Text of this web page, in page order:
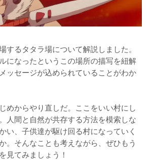
するタタラ場について解説しました。
になったというこの場所の描写を紐解
ッセージが込められていることがわか
めからやり直しだ。ここをいい村にし
人間と自然が共存する方法を模索しな
い、子供達が駆け回る村になっていく
。そんなことも考えながら、ぜひもう
見てみましょう！